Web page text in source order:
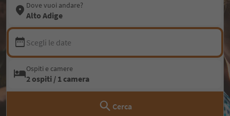
Dove vuoi andare?
Alto Adige
Scegli le date
Ospiti e camere
2 ospiti / 1 camera
Cerca